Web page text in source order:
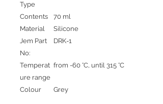
Type
Contents
70 ml
Material
Silicone
Jem Part
No:
DRK-1
Temperat
ure range
from -60 °C, until 315 °C
Colour Grey